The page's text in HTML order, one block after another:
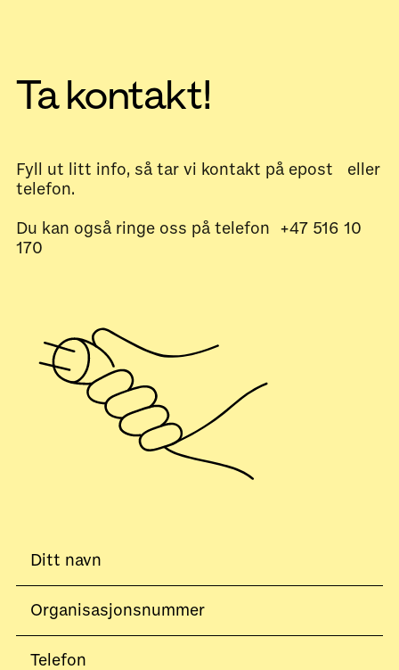
Ta kontakt!
Fyll ut litt info, så tar vi kontakt på epost eller
telefon.
Du kan også ringe oss på telefon +47 516 10
170